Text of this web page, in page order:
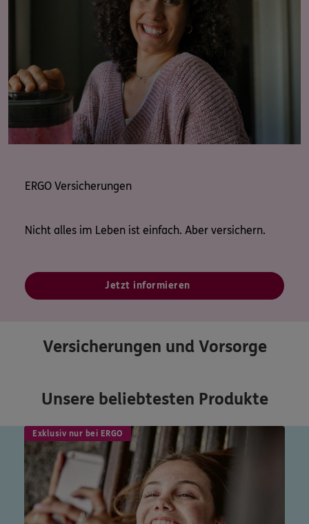
ERGO Versicherungen
Nicht alles im Leben ist einfach. Aber versichern.
Jetzt informieren
Versicherungen und Vorsorge
Unsere beliebtesten Produkte
Exklusiv nur bei ERGO